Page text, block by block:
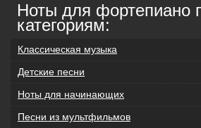
Ноты для фортепиано
категориям:
Классическая музыка
Детские песни
Ноты для начинающих
Песни из мультфильмов